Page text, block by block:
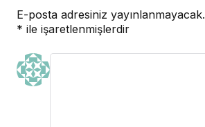
E-posta adresiniz yayınlanmayacak.
* ile işaretlenmişlerdir